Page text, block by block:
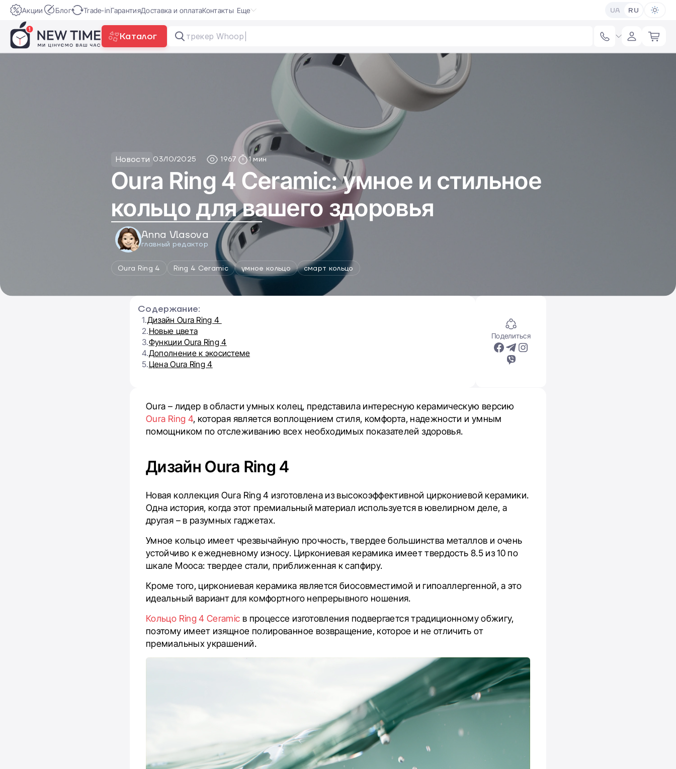
Акции Блог Trade-inГарантияДоставка и оплатаКонтакты Еще UA RU
Каталог
Новости 03/10/2025 1967 1 мин
Oura Ring 4 Ceramic: умное и стильное
кольцо для вашего здоровья
Anna Vlasova
главный редактор
Oura Ring 4 Ring 4 Ceramic умное кольцо смарт кольцо
Поделиться
Oura – лидер в области умных колец, представила интересную керамическую версию
Oura Ring 4, которая является воплощением стиля, комфорта, надежности и умным
помощником по отслеживанию всех необходимых показателей здоровья.
Дизайн Oura Ring 4
Новая коллекция Oura Ring 4 изготовлена ​​из высокоэффективной циркониевой керамики.
Одна история, когда этот премиальный материал используется в ювелирном деле, а
другая – в разумных гаджетах.
Умное кольцо имеет чрезвычайную прочность, твердее большинства металлов и очень
устойчиво к ежедневному износу. Циркониевая керамика имеет твердость 8.5 из 10 по
шкале Мооса: твердее стали, приближенная к сапфиру.
Кроме того, циркониевая керамика является биосовместимой и гипоаллергенной, а это
идеальный вариант для комфортного непрерывного ношения.
Кольцо Ring 4 Ceramic в процессе изготовления подвергается традиционному обжигу,
поэтому имеет изящное полированное возвращение, которое и не отличить от
премиальных украшений.
Содержание:
1.Дизайн Oura Ring 4
2.Новые цвета
3.Функции Oura Ring 4
4.Дополнение к экосистеме
5.Цена Oura Ring 4